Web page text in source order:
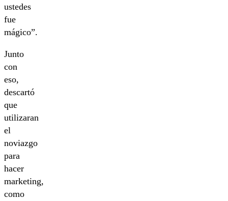
ustedes
fue
mágico”.
Junto
con
eso,
descartó
que
utilizaran
el
noviazgo
para
hacer
marketing,
como